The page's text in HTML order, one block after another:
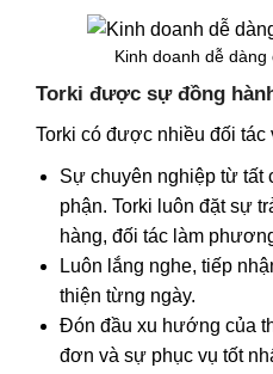
Kinh doanh dễ dàng
Torki được sự đồng
Torki có được nhiều đối
Sự chuyên nghiệp từ tất
phận. Torki luôn đặt sự
hàng, đối tác làm
Luôn lắng nghe, tiếp
thiện từng ngày.
Đón đầu xu hướng của
đơn và sự phục vụ tốt